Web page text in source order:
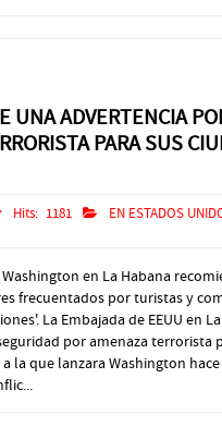
UNA ADVERTENCIA
PARA SUS
Hits: 1181 EN ESTADOS
Washington en La Habana
frecuentados por turistas y
La Embajada de EEUU en
por amenaza terrorista
la que lanzara Washington